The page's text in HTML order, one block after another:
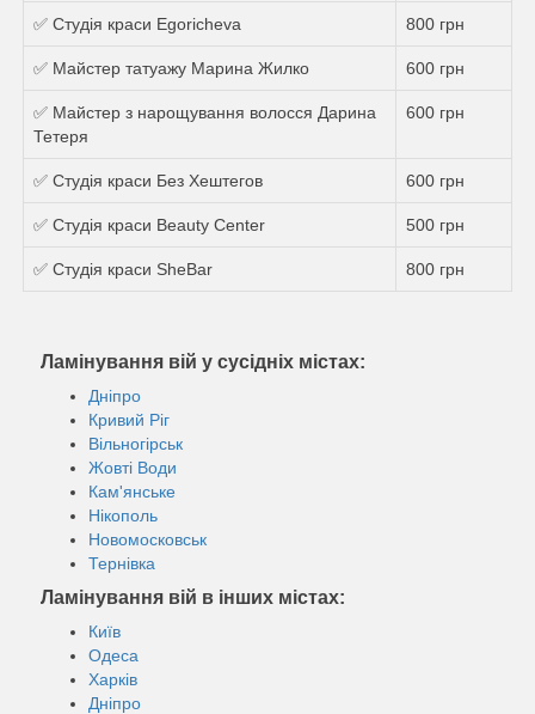
✅ Студія краси Egoricheva 800 грн
✅ Майстер татуажу Марина Жилко 600 грн
✅ Майстер з нарощування волосся Дарина
Тетеря
600 грн
✅ Студія краси Без Хештегов 600 грн
✅ Студія краси Beauty Center 500 грн
✅ Студія краси SheBar 800 грн
Ламінування вій у сусідніх містах:
Дніпро
Кривий Ріг
Вільногірськ
Жовті Води
Кам'янське
Нікополь
Новомосковськ
Тернівка
Ламінування вій в інших містах:
Київ
Одеса
Харків
Дніпро